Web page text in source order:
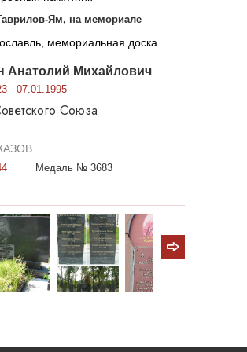
Ям, на мемориале
мемориальная доска
Анатолий Михайлович
- 07.01.1995
Союза
Медаль № 3683